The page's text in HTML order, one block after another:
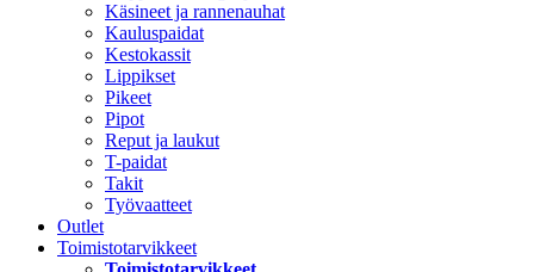
Käsineet ja rannenauhat
Kauluspaidat
Kestokassit
Lippikset
Pikeet
Pipot
Reput ja laukut
T-paidat
Takit
Työvaatteet
Outlet
Toimistotarvikkeet